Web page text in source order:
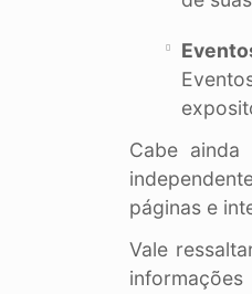
Cabe
páginas e
Vale